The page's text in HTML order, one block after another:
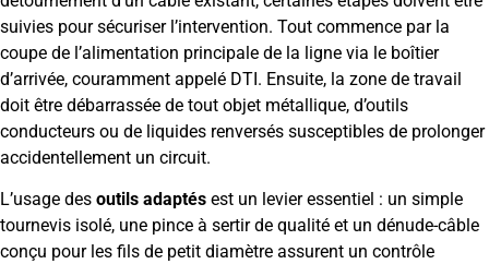
suivies pour sécuriser l’intervention. Tout commence par la
coupe de l’alimentation principale de la ligne via le boîtier
d’arrivée, couramment appelé DTI. Ensuite, la zone de travail
doit être débarrassée de tout objet métallique, d’outils
conducteurs ou de liquides renversés susceptibles de prolonger
accidentellement un circuit.
L’usage des outils adaptés est un levier essentiel : un simple
tournevis isolé, une pince à sertir de qualité et un dénude-câble
conçu pour les fils de petit diamètre assurent un contrôle